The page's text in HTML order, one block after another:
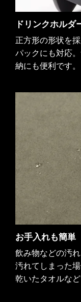
ドリンクホルダ
正方形の形状を
パックにも対応
納にも便利です。
お手入れも簡単
飲み物などの汚
汚れてしまった
乾いたタオルな